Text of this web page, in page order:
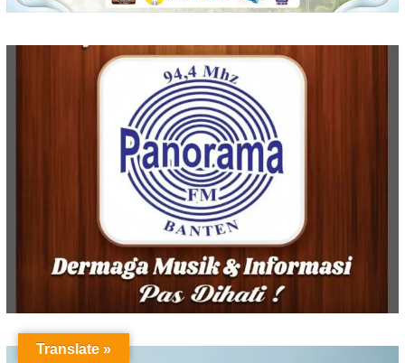
Translate »